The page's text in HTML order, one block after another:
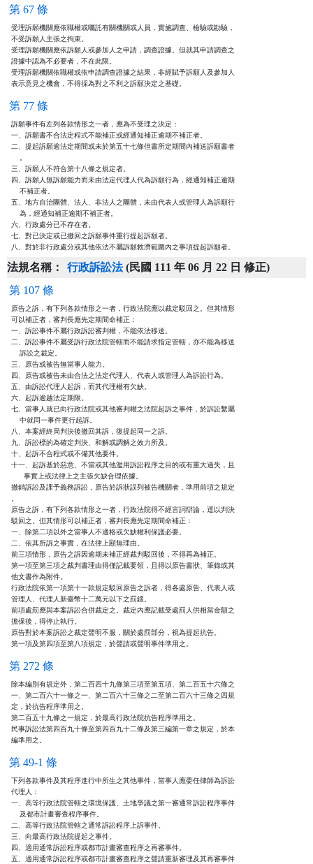
第 67 條
受理訴願機關應依職權或囑託有關機關或人員，實施調查、檢驗或勘驗，
不受訴願人主張之拘束。
受理訴願機關應依訴願人或參加人之申請，調查證據。但就其申請調查之
證據中認為不必要者，不在此限。
受理訴願機關依職權或依申請調查證據之結果，非經賦予訴願人及參加人
表示意見之機會，不得採為對之不利之訴願決定之基礎。
第 77 條
訴願事件有左列各款情形之一者，應為不受理之決定：
一、訴願書不合法定程式不能補正或經通知補正逾期不補正者。
二、提起訴願逾法定期間或未於第五十七條但書所定期間內補送訴願書者
    。
三、訴願人不符合第十八條之規定者。
四、訴願人無訴願能力而未由法定代理人代為訴願行為，經通知補正逾期
    不補正者。
五、地方自治團體、法人、非法人之團體，未由代表人或管理人為訴願行
    為，經通知補正逾期不補正者。
六、行政處分已不存在者。
七、對已決定或已撤回之訴願事件重行提起訴願者。
八、對於非行政處分或其他依法不屬訴願救濟範圍內之事項提起訴願者。
法規名稱： 行政訴訟法(民國 111 年 06 月 22 日 修正)
第 107 條
原告之訴，有下列各款情形之一者，行政法院應以裁定駁回之。但其情形
可以補正者，審判長應先定期間命補正：
一、訴訟事件不屬行政訴訟審判權，不能依法移送。
二、訴訟事件不屬受訴行政法院管轄而不能請求指定管轄，亦不能為移送
    訴訟之裁定。
三、原告或被告無當事人能力。
四、原告或被告未由合法之法定代理人、代表人或管理人為訴訟行為。
五、由訴訟代理人起訴，而其代理權有欠缺。
六、起訴逾越法定期限。
七、當事人就已向行政法院或其他審判權之法院起訴之事件，於訴訟繫屬
    中就同一事件更行起訴。
八、本案經終局判決後撤回其訴，復提起同一之訴。
九、訴訟標的為確定判決、和解或調解之效力所及。
十、起訴不合程式或不備其他要件。
十一、起訴基於惡意、不當或其他濫用訴訟程序之目的或有重大過失，且
      事實上或法律上之主張欠缺合理依據。
撤銷訴訟及課予義務訴訟，原告於訴狀誤列被告機關者，準用前項之規定
。
原告之訴，有下列各款情形之一者，行政法院得不經言詞辯論，逕以判決
駁回之。但其情形可以補正者，審判長應先定期間命補正：
一、除第二項以外之當事人不適格或欠缺權利保護必要。
二、依其所訴之事實，在法律上顯無理由。
前三項情形，原告之訴因逾期未補正經裁判駁回後，不得再為補正。
第一項至第三項之裁判書理由得僅記載要領，且得以原告書狀、筆錄或其
他文書作為附件。
行政法院依第一項第十一款規定駁回原告之訴者，得各處原告、代表人或
管理人、代理人新臺幣十二萬元以下之罰鍰。
前項處罰應與本案訴訟合併裁定之。裁定內應記載受處罰人供相當金額之
擔保後，得停止執行。
原告對於本案訴訟之裁定聲明不服，關於處罰部分，視為提起抗告。
第一項及第四項至第八項規定，於聲請或聲明事件準用之。
第 272 條
除本編別有規定外，第二百四十九條第三項至第五項、第二百五十六條之
一、第二百六十一條之一、第二百六十三條之二至第二百六十三條之四規
定，於抗告程序準用之。
第二百五十九條之一規定，於最高行政法院抗告程序準用之。
民事訴訟法第四百九十條至第四百九十二條及第三編第一章之規定，於本
編準用之。
第 49-1 條
下列各款事件及其程序進行中所生之其他事件，當事人應委任律師為訴訟
代理人：
一、高等行政法院管轄之環境保護、土地爭議之第一審通常訴訟程序事件
    及都市計畫審查程序事件。
二、高等行政法院管轄之通常訴訟程序上訴事件。
三、向最高行政法院提起之事件。
四、適用通常訴訟程序或都市計畫審查程序之再審事件。
五、適用通常訴訟程序或都市計畫審查程序之聲請重新審理及其再審事件